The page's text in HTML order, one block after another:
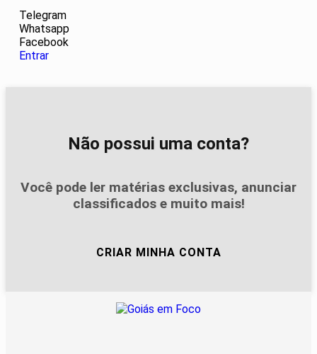
Telegram
Whatsapp
Facebook
Entrar
Não possui uma conta?
Você pode ler matérias exclusivas, anunciar
classificados e muito mais!
CRIAR MINHA CONTA